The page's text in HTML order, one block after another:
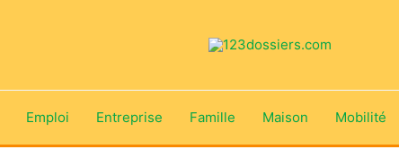
Emploi Entreprise Famille Maison Mobilité